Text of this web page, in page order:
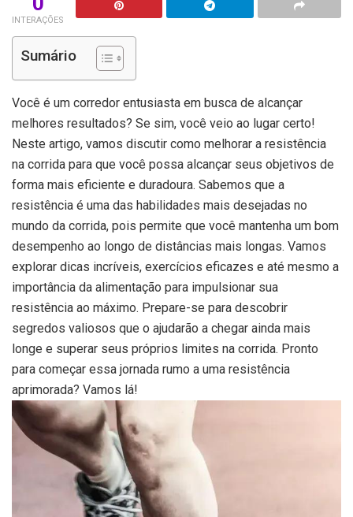
INTERAÇÕES
Sumário
Você é um corredor entusiasta em busca de alcançar
melhores resultados? Se sim, você veio ao lugar certo!
Neste artigo, vamos discutir como melhorar a resistência
na corrida para que você possa alcançar seus objetivos de
forma mais eficiente e duradoura. Sabemos que a
resistência é uma das habilidades mais desejadas no
mundo da corrida, pois permite que você mantenha um bom
desempenho ao longo de distâncias mais longas. Vamos
explorar dicas incríveis, exercícios eficazes e até mesmo a
importância da alimentação para impulsionar sua
resistência ao máximo. Prepare-se para descobrir
segredos valiosos que o ajudarão a chegar ainda mais
longe e superar seus próprios limites na corrida. Pronto
para começar essa jornada rumo a uma resistência
aprimorada? Vamos lá!